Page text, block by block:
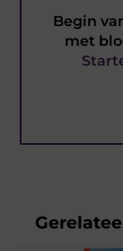
Begin
met